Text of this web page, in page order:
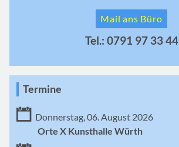
Mail ans Büro
Tel.: 0791 97 33 44
Termine
Donnerstag, 06. August 2026
Orte X Kunsthalle Würth